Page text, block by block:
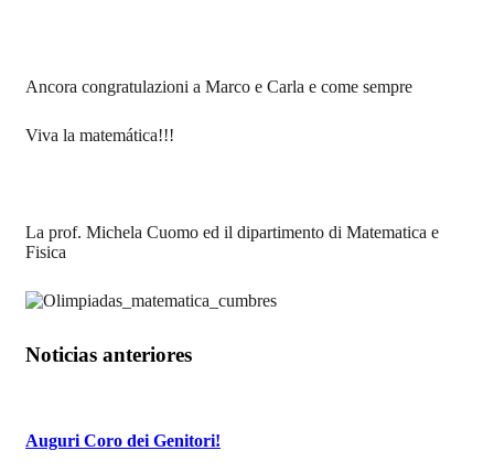
Ancora congratulazioni a Marco e Carla e come sempre
Viva la matemática!!!
La prof. Michela Cuomo ed il dipartimento di Matematica e
Fisica
Noticias anteriores
Auguri Coro dei Genitori!